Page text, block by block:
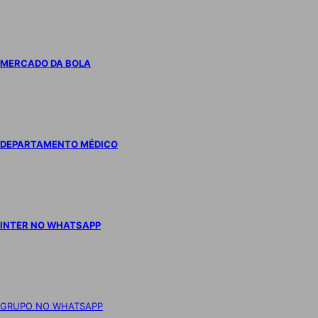
MERCADO DA BOLA
DEPARTAMENTO MÉDICO
INTER NO WHATSAPP
GRUPO NO WHATSAPP